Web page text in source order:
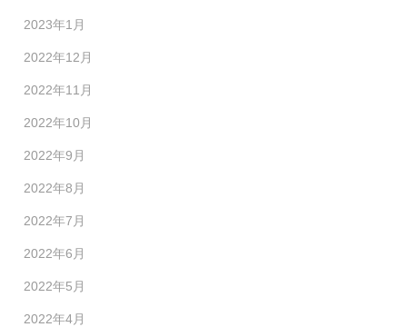
2023年1月
2022年12月
2022年11月
2022年10月
2022年9月
2022年8月
2022年7月
2022年6月
2022年5月
2022年4月